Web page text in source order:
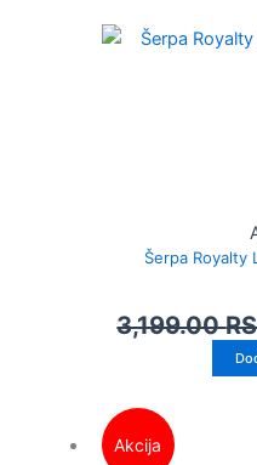
Šerpa Royalty
3,199.00
Akcija